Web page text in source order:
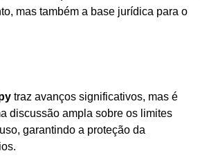
mas também a base jurídica para o
traz avanços significativos, mas é
discussão ampla sobre os limites
garantindo a proteção da